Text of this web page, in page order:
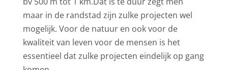
maar in de randstad zijn zulke projecten wel
mogelijk. Voor de natuur en ook voor de
kwaliteit van leven voor de mensen is het
essentieel dat zulke projecten eindelijk op gang